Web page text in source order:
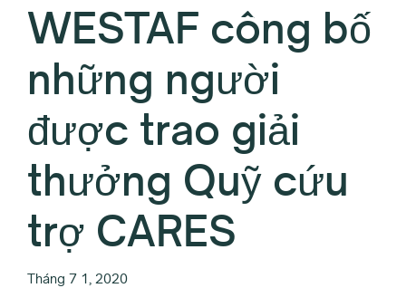
WESTAF công bố
những người
được trao giải
thưởng Quỹ cứu
trợ CARES
Tháng 7 1, 2020